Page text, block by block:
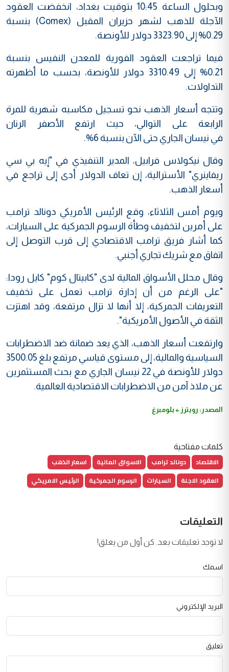
وبحلول الساعة 10:45 بتوقيت بغداد، انخفضت العقود
الآجلة للذهب لشهر حزيران المقبل (Comex) بنسبة
0.29% إلى 3323.90 دولار للأونصة.
فيما تراجعت العقود الفورية للمعدن النفيس بنسبة
0.21% إلى 3310.49 دولار للأونصة، بحسب ما أظهرته
التداولات.
وتتجه أسعار الذهب نحو تسجيل مكاسبه شهرية للمرة
الرابعة على التوالي، حيث ارتفع الأصفر الرنان
في نيسان الجاري حتى الآن بنسبة 6%.
وقال نيكولاس فرابيل، المدير التنفيذي في "إيه بي سي
ريفاينري" الأسترالية، إن تعاف الدولار أدى إلى تراجع في
أسعار الذهب.
ويوم أمس الثلاثاء، وقع الرئيس الأمريكي دونالد ترامب
على أمرين لتخفيف وطأة الرسوم الجمركية على السيارات،
كما أشار فريق ترامب الاقتصادي إلى قرب التوصل إلى
اتفاق مع شريك تجاري أجنبي.
وقال محلل الأسواق المالية لدى "كابيتال كوم" كايل رودا:
"على الرغم من أن إدارة ترامب تعمل على تخفيف
التعريفات الجمركية، إلا أنها لا تزال مرتفعة، وقد اهتزت
الثقة في الأصول الأمريكية".
وارتفعت أسعار الذهب، الذي يعد ضمانة ضد الاضطرابات
السياسية والمالية، إلى مستوى قياسي مرتفع بلغ 3500.05
دولار للأونصة في 22 نيسان الجاري مع بحث المستثمرين
عن ملاذ آمن من الاضطرابات الاقتصادية العالمية.
المصدر: رويترز + بلومبرغ
كلمات مفتاحية
الاقتصاد دونالد ترامب الاسواق المالية
اسعار الذهب
العقود الاجلة
السيارات الرسوم الجمركية الرئيس الامريكي
التعليقات
لا توجد تعليقات بعد. كن أول من يعلق!
اسمك
البريد الإلكتروني
تعليق